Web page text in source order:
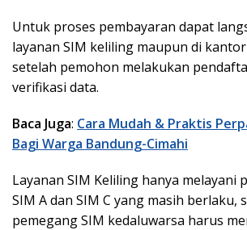
Untuk proses pembayaran dapat
layanan SIM keliling maupun di
setelah pemohon melakukan
verifikasi data.
Baca Juga: Cara Mudah & Praktis
Bagi Warga Bandung-Cimahi
Layanan SIM Keliling hanya melayani
SIM A dan SIM C yang masih berlaku,
pemegang SIM kedaluwarsa harus